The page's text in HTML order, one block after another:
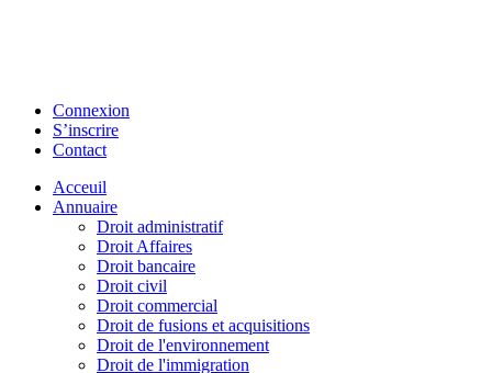
Connexion
S’inscrire
Contact
Acceuil
Annuaire
Droit administratif
Droit Affaires
Droit bancaire
Droit civil
Droit commercial
Droit de fusions et acquisitions
Droit de l'environnement
Droit de l'immigration